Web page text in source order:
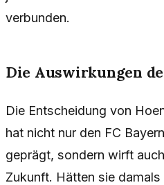
verbunden.
Die Auswirkungen
Die Entscheidung von
hat nicht nur den FC
geprägt, sondern wirft
Zukunft. Hätten sie